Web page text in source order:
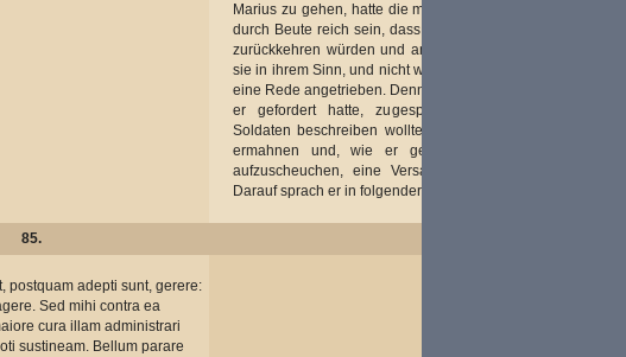
Marius zu gehen, hatte die meisten befallen. Dass jeder
durch Beute reich sein, dass sie als Sieger nach Hause
zurückkehren würden und anderes Derartiges erwogen
sie in ihrem Sinn, und nicht wenig hatte sie Marius durch
eine Rede angetrieben. Denn als er, nachdem alles, was
er gefordert hatte, zugesprochen worden war, die
Soldaten beschreiben wollte, berief er, zugleich um zu
ermahnen und, wie er gewöhnt war, die Nobilität
aufzuscheuchen, eine Versammlung des Volkes ein.
Darauf sprach er in folgender Weise:
85.
postquam adepti sunt, gerere:
Sed mihi contra ea
cura illam administrari
sustineam. Bellum parare